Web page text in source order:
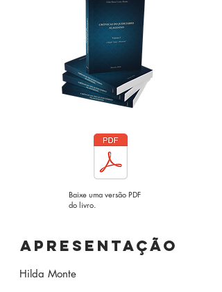
Baixe uma versão PDF
do livro.
apresentação
Hilda Monte